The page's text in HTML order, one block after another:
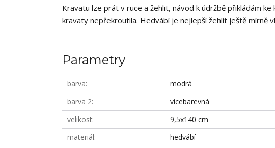
Kravatu lze prát v ruce a žehlit, návod k údržbě přikládám
kravaty nepřekroutila. Hedvábí je nejlepší žehlit ještě mírně
Parametry
barva
modrá
barva 2
vícebarevná
velikost
9,5x140 cm
materiál
hedvábí